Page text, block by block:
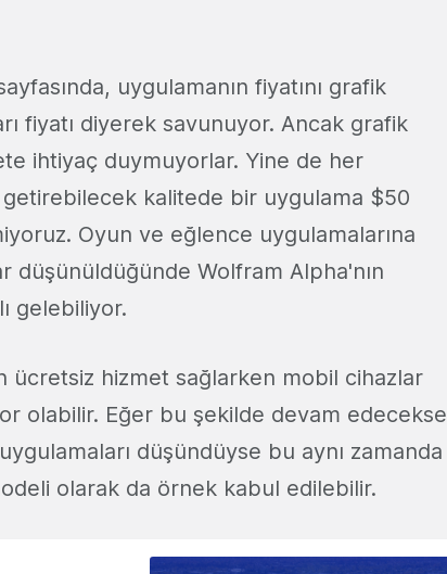
uygulamanın fiyatını grafik
fiyatı diyerek savunuyor. Ancak grafik
ihtiyaç duymuyorlar. Yine de her
getirebilecek kalitede bir uygulama $50
Oyun ve eğlence uygulamalarına
Wolfram Alpha'nın
gelebiliyor.
hizmet sağlarken mobil cihazlar
olabilir. Eğer bu şekilde devam edecekse
düşündüyse bu aynı zamanda
olarak da örnek kabul edilebilir.